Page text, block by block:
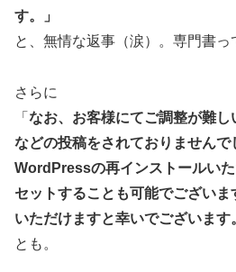
す。」
と、無情な返事（涙）。専門書っ
さらに
「 なお、お客様にてご調整が難
などの投稿をされておりません
WordPressの再インストールい
セットすることも可能でござい
いただけますと幸いでございます
とも。